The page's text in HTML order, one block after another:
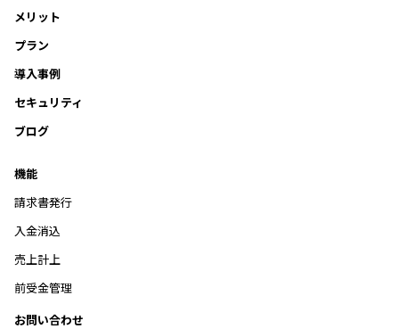
メリット
プラン
導入事例
セキュリティ
ブログ
機能
請求書発行
入金消込
売上計上
前受金管理
お問い合わせ